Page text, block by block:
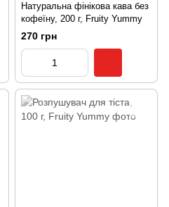
Натуральна фінікова кава без
кофеїну, 200 г, Fruity Yummy
270 грн